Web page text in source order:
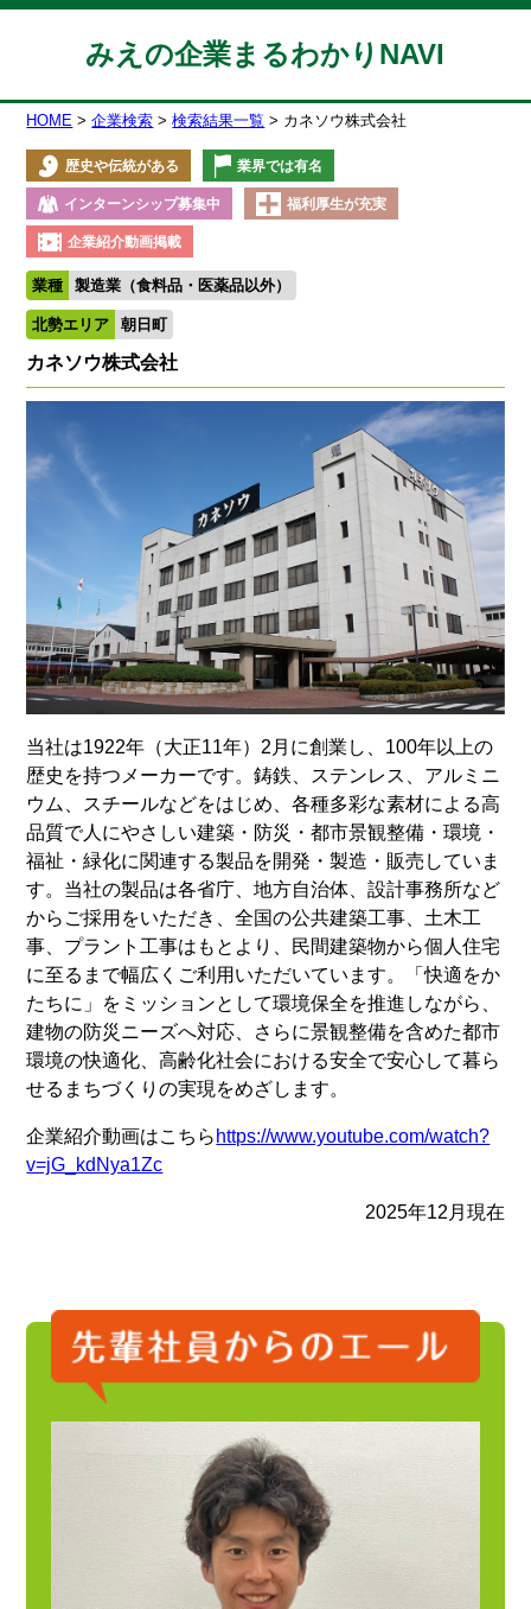
みえの企業まるわかりNAVI
HOME 企業検索 検索結果一覧 カネソウ株式会社
歴史や伝統がある 業界では有名
インターンシップ募集中 福利厚生が充実
企業紹介動画掲載
業種 製造業（食料品・医薬品以外）
北勢エリア 朝日町
カネソウ株式会社
当社は1922年（大正11年）2月に創業し、100年以上の
歴史を持つメーカーです。鋳鉄、ステンレス、アルミニ
ウム、スチールなどをはじめ、各種多彩な素材による高
品質で人にやさしい建築・防災・都市景観整備・環境・
福祉・緑化に関連する製品を開発・製造・販売していま
す。当社の製品は各省庁、地方自治体、設計事務所など
からご採用をいただき、全国の公共建築工事、土木工
事、プラント工事はもとより、民間建築物から個人住宅
に至るまで幅広くご利用いただいています。「快適をか
たちに」をミッションとして環境保全を推進しながら、
建物の防災ニーズへ対応、さらに景観整備を含めた都市
環境の快適化、高齢化社会における安全で安心して暮ら
せるまちづくりの実現をめざします。
企業紹介動画はこちら https://www.youtube.com/watch?
v=jG_kdNya1Zc
2025年12月現在